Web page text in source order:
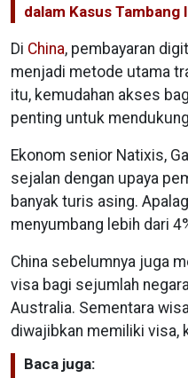
dalam Kasus Tambang
Di China, pembayaran
menjadi metode utama
itu, kemudahan akses
penting untuk
Ekonom senior Natixis,
sejalan dengan upaya
banyak turis asing.
menyumbang lebih dari
China sebelumnya juga
visa bagi sejumlah
Australia. Sementara
diwajibkan memiliki visa,
Baca juga: